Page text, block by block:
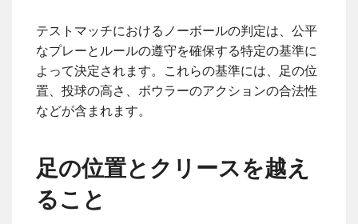
テストマッチにおけるノーボールの判定は、公平
なプレーとルールの遵守を確保する特定の基準に
よって決定されます。これらの基準には、足の位
置、投球の高さ、ボウラーのアクションの合法性
などが含まれます。
足の位置とクリースを越え
ること